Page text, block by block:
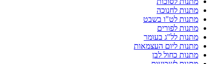
מתנות לחנוכה
מתנות לט"ו בשבט
מתנות לפורים
מתנות לל"ג בעומר
מתנות ליום העצמאות
מתנות כחול לבן